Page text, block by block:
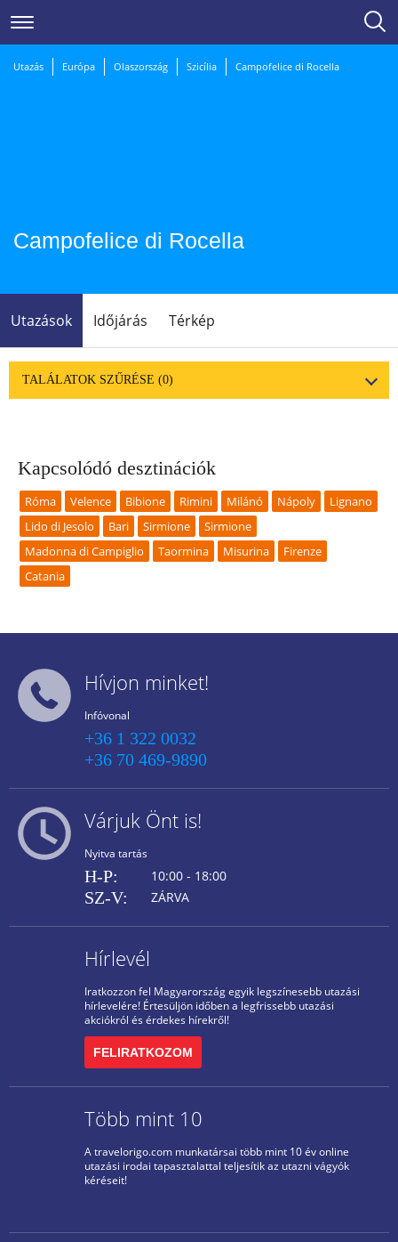
Utazás Európa Olaszország Szicília Campofelice di Rocella
Campofelice di Rocella
Utazások Időjárás Térkép
TALÁLATOK SZŰRÉSE (0)
Kapcsolódó desztinációk
Róma Velence Bibione Rimini Milánó Nápoly
Lignano
Lido di Jesolo
Bari Sirmione
Sirmione
Madonna di Campiglio
Taormina Misurina
Firenze
Catania
Hívjon minket!
Infóvonal
+36 1 322 0032
+36 70 469-9890
Várjuk Önt is!
Nyitva tartás
H-P: 10:00 - 18:00
SZ-V: ZÁRVA
Hírlevél
Iratkozzon fel Magyarország egyik legszínesebb utazási
hírlevelére! Értesüljön időben a legfrissebb utazási
akciókról és érdekes hírekről!
FELIRATKOZOM
Több mint 10
A travelorigo.com munkatársai több mint 10 év online
utazási irodai tapasztalattal teljesítik az utazni vágyók
kéréseit!